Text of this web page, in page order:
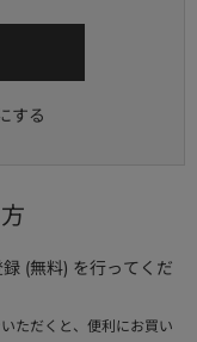
する
(無料) を行ってくだ
ただくと、便利にお買い